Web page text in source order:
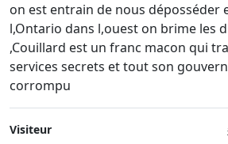
on est entrain de nous déposséder
l,Ontario dans l,ouest on brime les
,Couillard est un franc macon qui
services secrets et tout son
corrompu
Visiteur